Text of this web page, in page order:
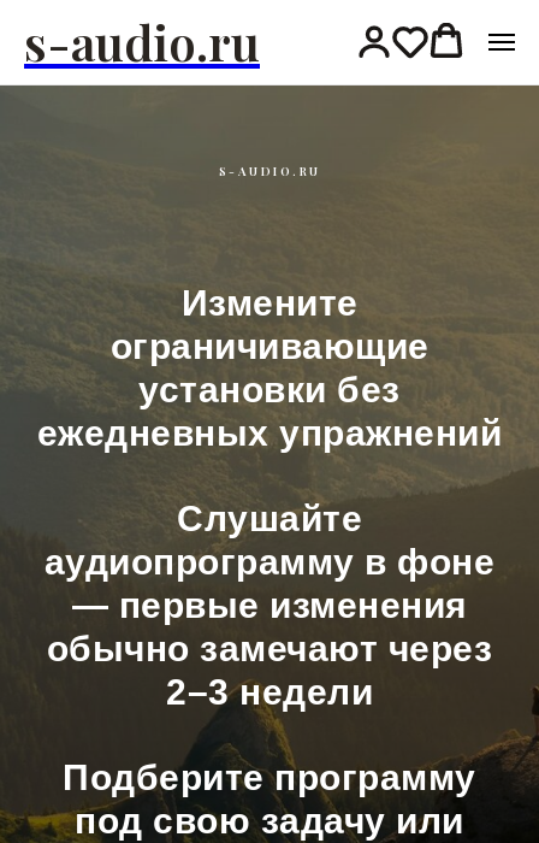
s-audio.ru
S-AUDIO.RU
Измените
ограничивающие
установки без
ежедневных упражнений
Слушайте
аудиопрограмму в фоне
— первые изменения
обычно замечают через
2–3 недели
Подберите программу
под свою задачу или